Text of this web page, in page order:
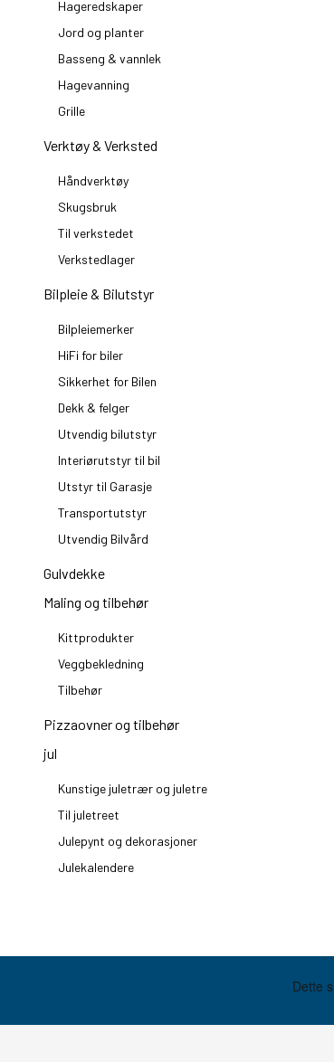
Hageredskaper
Jord og planter
Basseng & vannlek
Hagevanning
Grille
Verktøy & Verksted
Håndverktøy
Skugsbruk
Til verkstedet
Verkstedlager
Bilpleie & Bilutstyr
Bilpleiemerker
HiFi for biler
Sikkerhet for Bilen
Dekk & felger
Utvendig bilutstyr
Interiørutstyr til bil
Utstyr til Garasje
Transportutstyr
Utvendig Bilvård
Gulvdekke
Maling og tilbehør
Kittprodukter
Veggbekledning
Tilbehør
Pizzaovner og tilbehør
jul
Kunstige juletrær og juletre
Til juletreet
Julepynt og dekorasjoner
Julekalendere